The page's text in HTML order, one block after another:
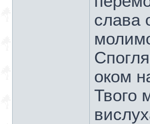
слава
оком
Твого